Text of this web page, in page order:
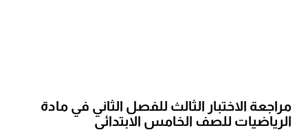
مراجعة الاختبار الثالث للفصل الثاني في مادة
الرياضيات للصف الخامس الابتدائي